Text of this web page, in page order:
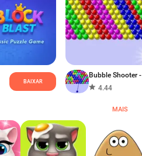
BAIXAR
4.44
MAIS